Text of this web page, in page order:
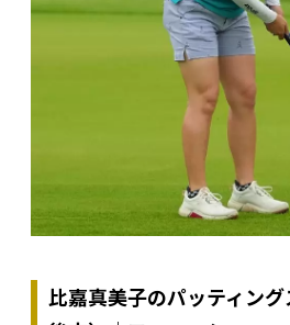
比嘉真美子のパッティン